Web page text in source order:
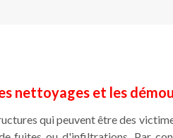
nettoyages et les
qui peuvent être des